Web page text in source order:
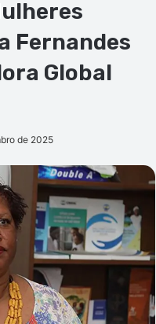
Fernandes
Global
de 2025